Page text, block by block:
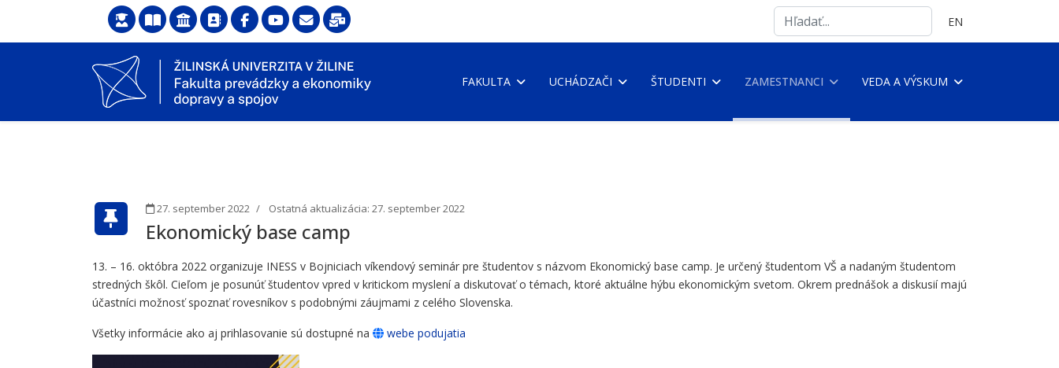
Search
...
Vyberte váš jazyk
EN
FAKULTA UCHÁDZAČI ŠTUDENTI ZAMESTNANCI VEDA A VÝSKUM
27. september 2022 Ostatná aktualizácia: 27. september 2022
Ekonomický base camp
13. – 16. októbra 2022 organizuje INESS v Bojniciach víkendový seminár pre študentov s názvom Ekonomický base camp. Je určený študentom VŠ a nadaným študentom
stredných škôl. Cieľom je posunúť študentov vpred v kritickom myslení a diskutovať o témach, ktoré aktuálne hýbu ekonomickým svetom. Okrem prednášok a diskusií majú
účastníci možnosť spoznať rovesníkov s podobnými záujmami z celého Slovenska.
Všetky informácie ako aj prihlasovanie sú dostupné na webe podujatia